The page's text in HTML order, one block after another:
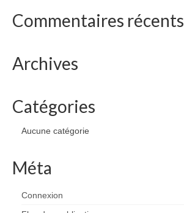
contact
Commentaires récents
Archives
Catégories
Aucune catégorie
Méta
Connexion